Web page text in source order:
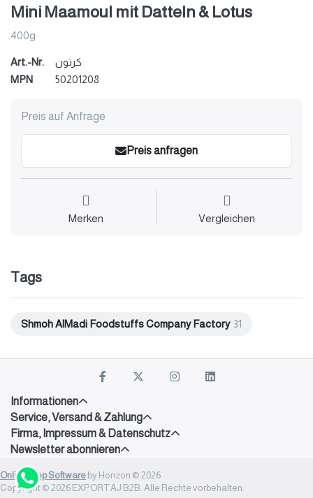
Mini Maamoul mit Datteln & Lotus
400g
Art.-Nr.
كرتون
MPN
50201208
Preis auf Anfrage
Preis anfragen
Merken Vergleichen
Tags
Shmoh AlMadi Foodstuffs Company Factory 31
Informationen
Service, Versand & Zahlung
Firma, Impressum & Datenschutz
Newsletter abonnieren
Onlineshop Software by Horizon © 2026
Copyright © 2026 EXPORTAJ B2B. Alle Rechte vorbehalten.